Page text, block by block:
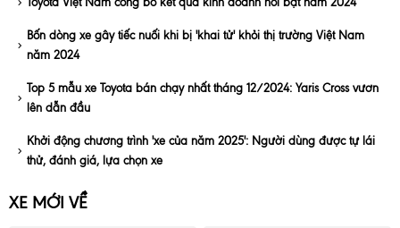
Bốn dòng xe gây tiếc nuối khi bị 'khai tử' khỏi thị trường Việt Nam
năm 2024
Top 5 mẫu xe Toyota bán chạy nhất tháng 12/2024: Yaris Cross vươn
lên dẫn đầu
Khởi động chương trình 'xe của năm 2025': Người dùng được tự lái
thử, đánh giá, lựa chọn xe
XE MỚI VỀ